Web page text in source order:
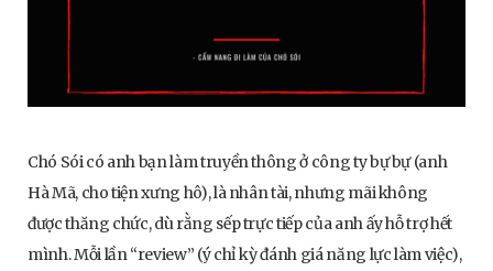
Chó Sói có anh bạn làm truyền thông ở công ty bự bự (anh
Hà Mã, cho tiện xưng hô), là nhân tài, nhưng mãi không
được thăng chức, dù rằng sếp trực tiếp của anh ấy hỗ trợ hết
mình. Mỗi lần “review” (ý chỉ kỳ đánh giá năng lực làm việc),